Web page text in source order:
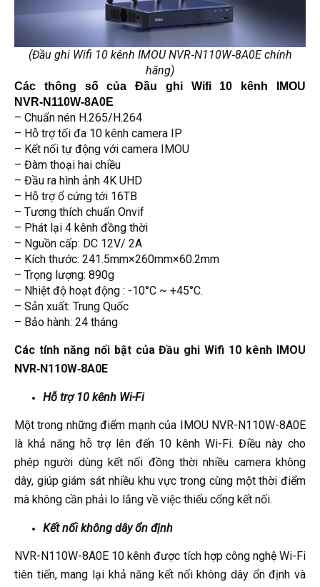
(Đầu ghi Wifi 10 kênh IMOU NVR‑N110W‑8A0E chính
hãng)
Các thông số của Đầu ghi Wifi 10 kênh IMOU
NVR‑N110W‑8A0E
– Chuẩn nén H.265/H.264
– Hỗ trợ tối đa 10 kênh camera IP
– Kết nối tự động với camera IMOU
– Đàm thoại hai chiều
– Đầu ra hình ảnh 4K UHD
– Hỗ trợ ổ cứng tới 16TB
– Tương thích chuẩn Onvif
– Phát lại 4 kênh đồng thời
– Nguồn cấp: DC 12V/ 2A
– Kích thước: 241.5mm×260mm×60.2mm
– Trọng lượng: 890g
– Nhiệt độ hoạt động : -10°C ~ +45°C.
– Sản xuất: Trung Quốc
– Bảo hành: 24 tháng
Các tính năng nổi bật của Đầu ghi Wifi 10 kênh IMOU
NVR‑N110W‑8A0E
Hỗ trợ 10 kênh Wi-Fi
Một trong những điểm mạnh của IMOU NVR-N110W-8A0E
là khả năng hỗ trợ lên đến 10 kênh Wi-Fi. Điều này cho
phép người dùng kết nối đồng thời nhiều camera không
dây, giúp giám sát nhiều khu vực trong cùng một thời điểm
mà không cần phải lo lắng về việc thiếu cổng kết nối.
Kết nối không dây ổn định
NVR-N110W-8A0E 10 kênh được tích hợp công nghệ Wi-Fi
tiên tiến, mang lại khả năng kết nối không dây ổn định và